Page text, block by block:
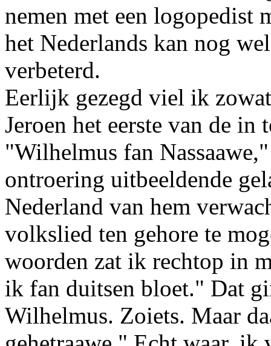
nemen met een logopedist
het Nederlands kan nog
verbeterd.
Eerlijk gezegd viel ik
Jeroen het eerste van de
"Wilhelmus fan
ontroering uitbeeldende
Nederland van hem
volkslied ten gehore te
woorden zat ik rechtop in
ik fan duitsen bloet." Dat
Wilhelmus. Zoiets. Maar